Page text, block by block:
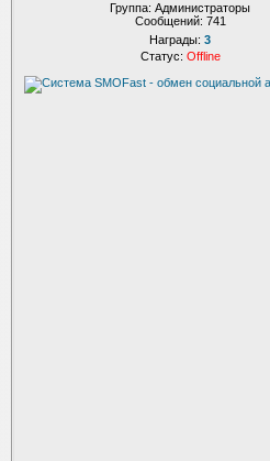
Группа: Администраторы
Сообщений: 741
Награды: 3
Статус: Offline